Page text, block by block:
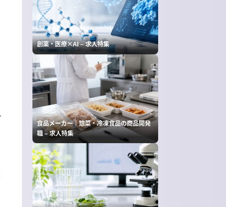
創薬・医療×AI – 求人特集
食品メーカー｜惣菜・冷凍食品の商品開発
職 – 求人特集